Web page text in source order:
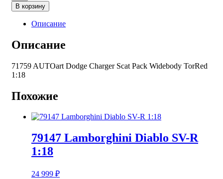
товара
71759
AUTOart
Dodge
Charger
Scat
Widebody
TorRed
В корзину
Описание
Описание
71759 AUTOart Dodge Charger Scat Pack Widebody TorRed
1:18
Похожие
79147 Lamborghini Diablo SV-R
1:18
24 999 ₽